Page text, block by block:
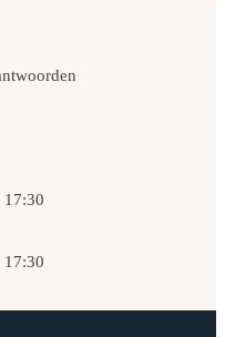
17:30
17:30